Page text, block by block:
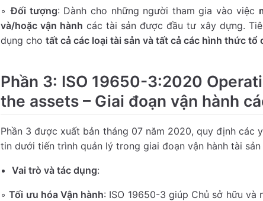
◦Đối tượng: Dành cho những người tham gia vào việc
và/hoặc vận hành các tài sản được đầu tư xây dựng.
dụng cho tất cả các loại tài sản và tất cả các hình thức tổ
Phần 3: ISO 19650-3:2020
the assets – Giai đoạn vận hành
Phần 3 được xuất bản tháng 07 năm 2020, quy định các
tin dưới tiến trình quản lý trong giai đoạn vận hành tài sản
Vai trò và tác dụng:
◦Tối ưu hóa Vận hành: ISO 19650-3 giúp Chủ sở hữu